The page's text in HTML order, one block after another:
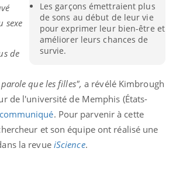
Les garçons émettraient plus
de sons au début de leur vie
pour exprimer leur bien-être et
améliorer leurs chances de
survie.
sexe
de
que les filles", a révélé Kimbrough
de l'université de Memphis (États-
. Pour parvenir à cette
et son équipe ont réalisé une
la revue iScience.